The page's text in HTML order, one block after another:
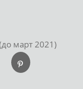
март 2021)